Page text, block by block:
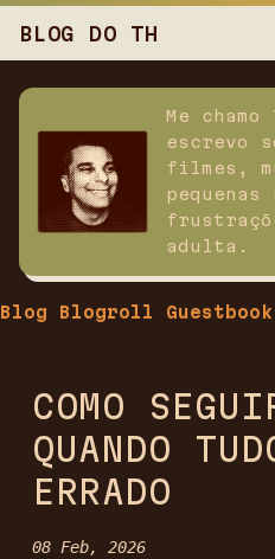
BLOG DO TH
Me
escrevo
filmes,
adulta.
Blog Blogroll Guestbook
COMO
QUANDO
ERRADO
08 Feb, 2026